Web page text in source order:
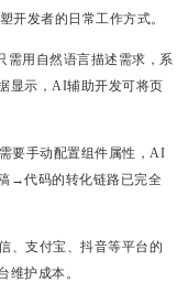
开发者的日常工作方式。
需用自然语言描述需求，系
显示，AI辅助开发可将页
要手动配置组件属性，AI
→代码的转化链路已完全
、支付宝、抖音等平台的
维护成本。